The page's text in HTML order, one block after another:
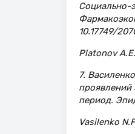
Социально-
10.17749/
Platonov
7.
проявлений
период.
Vasilenko